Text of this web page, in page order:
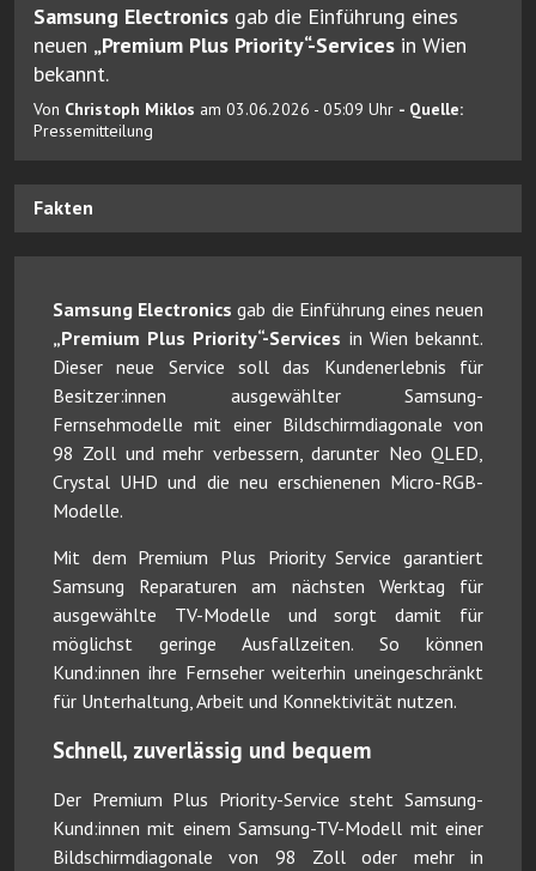
Samsung Electronics gab die Einführung eines
neuen „Premium Plus Priority“-Services in Wien
bekannt.
Von Christoph Miklos am 03.06.2026 - 05:09 Uhr - Quelle:
Pressemitteilung
Fakten
Samsung Electronics gab die Einführung eines neuen
„Premium Plus Priority“-Services in Wien bekannt.
Dieser neue Service soll das Kundenerlebnis für
Besitzer:innen ausgewählter Samsung-
Fernsehmodelle mit einer Bildschirmdiagonale von
98 Zoll und mehr verbessern, darunter Neo QLED,
Crystal UHD und die neu erschienenen Micro-RGB-
Modelle.
Mit dem Premium Plus Priority Service garantiert
Samsung Reparaturen am nächsten Werktag für
ausgewählte TV-Modelle und sorgt damit für
möglichst geringe Ausfallzeiten. So können
Kund:innen ihre Fernseher weiterhin uneingeschränkt
für Unterhaltung, Arbeit und Konnektivität nutzen.
Schnell, zuverlässig und bequem
Der Premium Plus Priority-Service steht Samsung-
Kund:innen mit einem Samsung-TV-Modell mit einer
Bildschirmdiagonale von 98 Zoll oder mehr in